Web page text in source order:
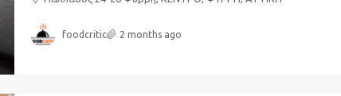
foodcritic 2 months ago